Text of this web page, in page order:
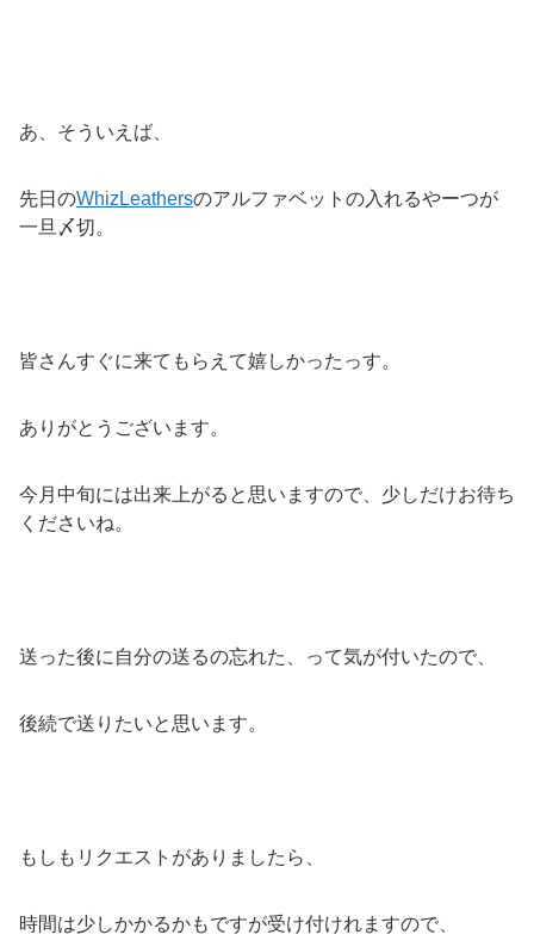
あ、そういえば、
先日のWhizLeathersのアルファベットの入れるやーつが
一旦〆切。
皆さんすぐに来てもらえて嬉しかったっす。
ありがとうございます。
今月中旬には出来上がると思いますので、少しだけお待ち
くださいね。
送った後に自分の送るの忘れた、って気が付いたので、
後続で送りたいと思います。
もしもリクエストがありましたら、
時間は少しかかるかもですが受け付けれますので、